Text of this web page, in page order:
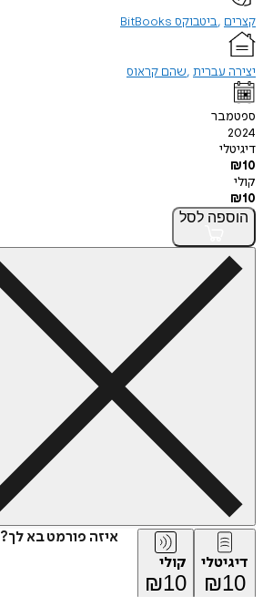
קצרים ביטבוקס BitBooks
יצירה עברית שהם קראוס
ספטמבר
2024
דיגיטלי
₪10
קולי
₪10
הוספה לסל
איזה פורמט בא לך?
דיגיטלי
₪10
קולי
₪10